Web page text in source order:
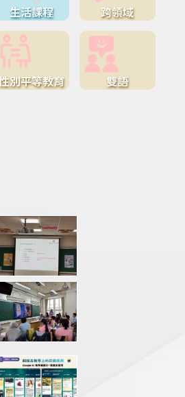
生活課程 跨領域
別平等教育 雙語